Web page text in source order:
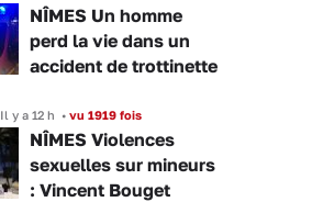
NÎMES Un homme
perd la vie dans un
accident de trottinette
Il y a 12 h • vu 1919 fois
NÎMES Violences
sexuelles sur mineurs
: Vincent Bouget